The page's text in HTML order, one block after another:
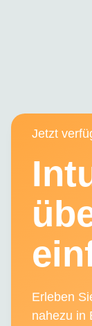
Jetzt
Erleben
nahezu in